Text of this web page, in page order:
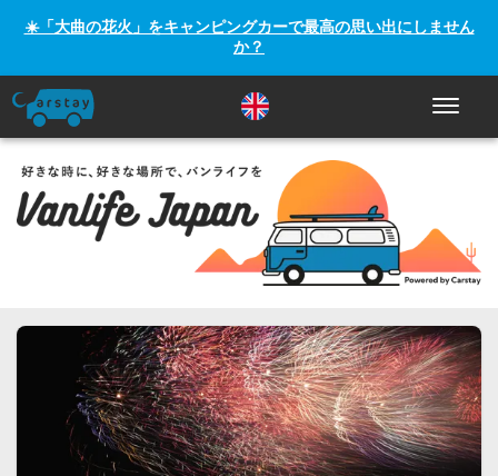
☀️「大曲の花火」をキャンピングカーで最高の思い出にしません
か？
ナビゲ